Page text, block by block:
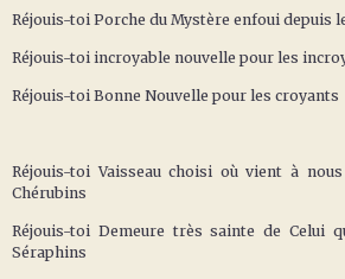
Réjouis-toi Porche du Mystère enfoui depuis
Réjouis-toi incroyable nouvelle pour les
Réjouis-toi Bonne Nouvelle pour les croyants
Réjouis-toi Vaisseau choisi où vient à
Chérubins
Réjouis-toi Demeure très sainte de Celui
Séraphins